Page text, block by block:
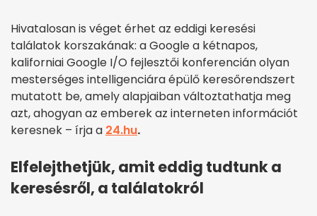
Hivatalosan is véget érhet az eddigi keresési
találatok korszakának: a Google a kétnapos,
kaliforniai Google I/O fejlesztői konferencián olyan
mesterséges intelligenciára épülő keresőrendszert
mutatott be, amely alapjaiban változtathatja meg
azt, ahogyan az emberek az interneten információt
keresnek – írja a 24.hu.
Elfelejthetjük, amit eddig tudtunk a
keresésről, a találatokról